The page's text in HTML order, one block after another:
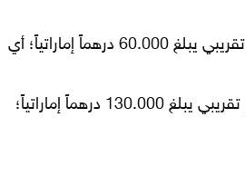
تتوفر بسعر تقريبي يبلغ 60.000 درهماً إماراتياً؛ أي
تتوفر بسعر تقريبي يبلغ 130.000 درهماً إماراتياً؛